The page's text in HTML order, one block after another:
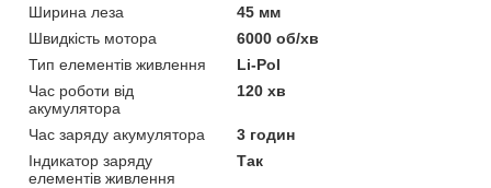
Ширина леза
45 мм
Швидкість мотора
6000 об/хв
Тип елементів живлення
Li-Pol
Час роботи від
акумулятора
120 хв
Час заряду акумулятора
3 годин
Індикатор заряду
елементів живлення
Так